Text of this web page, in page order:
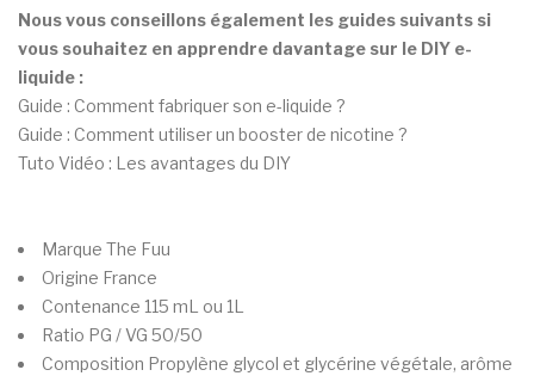
Nous vous conseillons également les guides suivants si
vous souhaitez en apprendre davantage sur le DIY e-
liquide :
Guide : Comment fabriquer son e-liquide ?
Guide : Comment utiliser un booster de nicotine ?
Tuto Vidéo : Les avantages du DIY
Marque The Fuu
Origine France
Contenance 115 mL ou 1L
Ratio PG / VG 50/50
Composition Propylène glycol et glycérine végétale, arôme